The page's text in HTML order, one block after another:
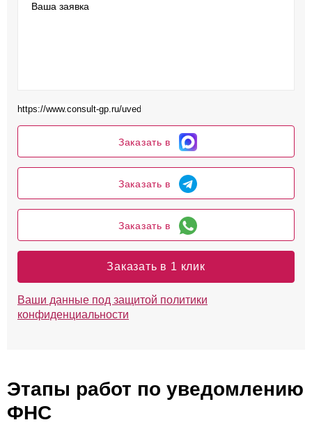
Ваша заявка
Заказать в
Заказать в
Заказать в
Заказать в 1 клик
Ваши данные под защитой политики
конфиденциальности
Этапы работ по уведомлению
ФНС